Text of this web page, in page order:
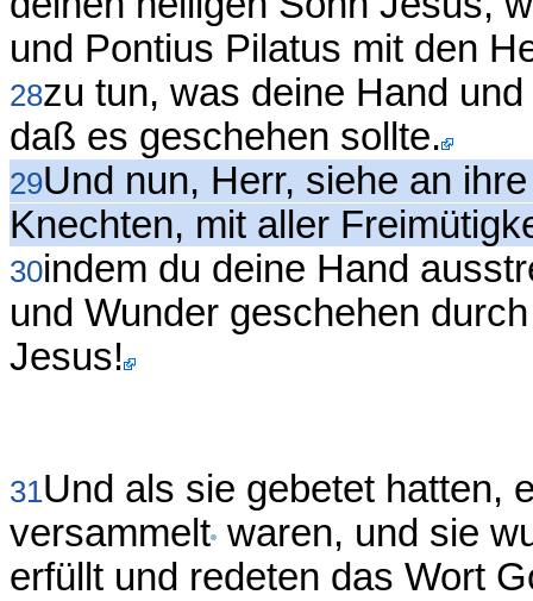
und Pontius Pilatus mit den
28zu tun, was deine Hand
daß es geschehen sollte.
29Und nun, Herr, siehe an
Knechten, mit aller
30indem du deine Hand
und Wunder geschehen
Jesus!
31Und als sie gebetet hatten,
versammelt waren, und sie
erfüllt und redeten das Wort